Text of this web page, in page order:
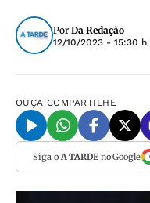
Por Da Redação
12/10/2023 - 15:30 h
OUÇA COMPARTILHE
Siga o A TARDEno Google